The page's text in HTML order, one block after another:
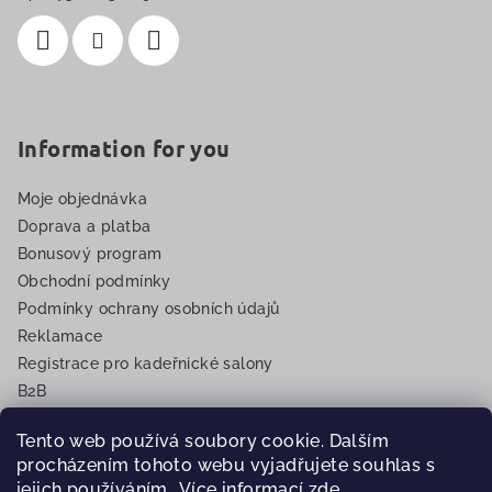
Tento web používá soubory cookie. Dalším
procházením tohoto webu vyjadřujete souhlas s
Information for you
Moje objednávka
Doprava a platba
Bonusový program
Obchodní podmínky
Podmínky ochrany osobních údajů
Reklamace
Registrace pro kadeřnické salony
B2B